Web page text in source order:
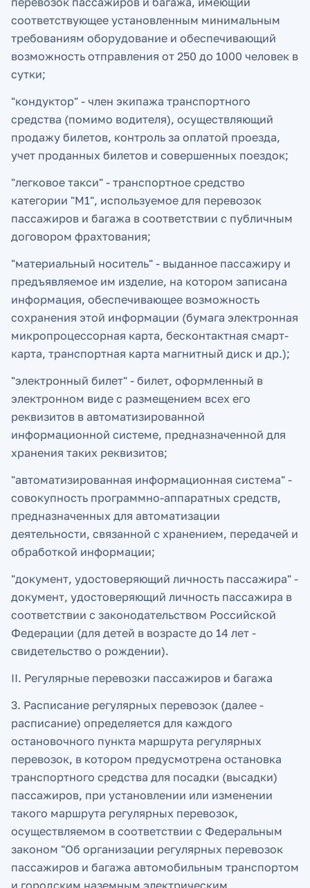
соответствующее установленным минимальным
требованиям оборудование и обеспечивающий
возможность отправления от 250 до 1000 человек в
сутки;
"кондуктор" - член экипажа транспортного
средства (помимо водителя), осуществляющий
продажу билетов, контроль за оплатой проезда,
учет проданных билетов и совершенных поездок;
"легковое такси" - транспортное средство
категории "M1", используемое для перевозок
пассажиров и багажа в соответствии с публичным
договором фрахтования;
"материальный носитель" - выданное пассажиру и
предъявляемое им изделие, на котором записана
информация, обеспечивающее возможность
сохранения этой информации (бумага электронная
микропроцессорная карта, бесконтактная смарт-
карта, транспортная карта магнитный диск и др.);
"электронный билет" - билет, оформленный в
электронном виде с размещением всех его
реквизитов в автоматизированной
информационной системе, предназначенной для
хранения таких реквизитов;
"автоматизированная информационная система" -
совокупность программно-аппаратных средств,
предназначенных для автоматизации
деятельности, связанной с хранением, передачей и
обработкой информации;
"документ, удостоверяющий личность пассажира" -
документ, удостоверяющий личность пассажира в
соответствии с законодательством Российской
Федерации (для детей в возрасте до 14 лет -
свидетельство о рождении).
II. Регулярные перевозки пассажиров и багажа
3. Расписание регулярных перевозок (далее -
расписание) определяется для каждого
остановочного пункта маршрута регулярных
перевозок, в котором предусмотрена остановка
транспортного средства для посадки (высадки)
пассажиров, при установлении или изменении
такого маршрута регулярных перевозок,
осуществляемом в соответствии с Федеральным
законом "Об организации регулярных перевозок
пассажиров и багажа автомобильным транспортом
и городским наземным электрическим